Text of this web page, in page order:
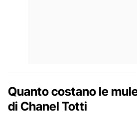
Quanto costano le
di Chanel Totti